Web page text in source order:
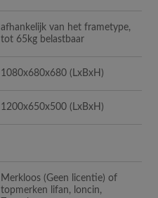
afhankelijk van het frametype,
tot 65kg belastbaar
1080x680x680 (LxBxH)
1200x650x500 (LxBxH)
Merkloos (Geen licentie) of
topmerken lifan, loncin,